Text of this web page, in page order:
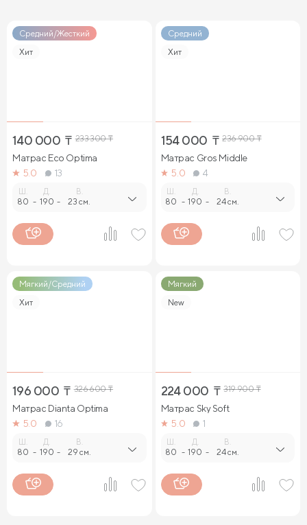
Средний/Жесткий
Хит
140 000 ₸ 233 300₸
Матрас Eco Optima
5.0
13
Ш.
80 -
Д.
190 -
В.
23 см.
Средний
Хит
154 000 ₸ 236 900₸
Матрас Gros Middle
5.0
4
Ш.
80 -
Д.
190 -
В.
24 см.
Мягкий/Средний
Хит
196 000 ₸ 326 600₸
Матрас Dianta Optima
5.0
16
Ш.
80 -
Д.
190 -
В.
29 см.
Мягкий
New
224 000 ₸ 319 900₸
Матрас Sky Soft
5.0
1
Ш.
80 -
Д.
190 -
В.
24 см.